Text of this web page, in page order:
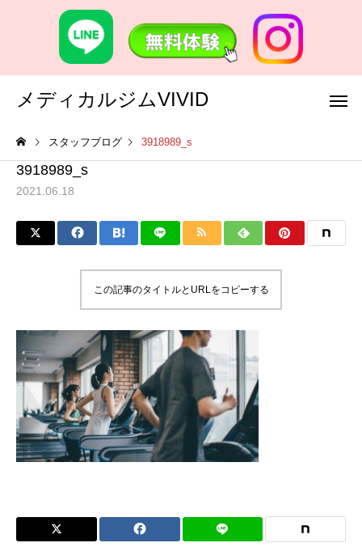
メディカルジムVIVID
スタッフブログ 3918989_s
3918989_s
2021.06.18
この記事のタイトルとURLをコピーする